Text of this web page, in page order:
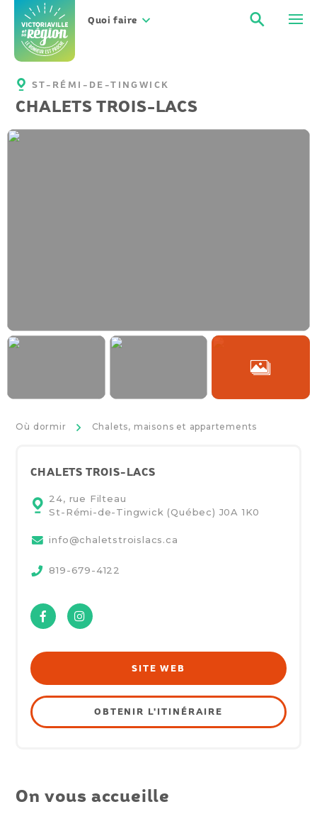
contenu
Quoi faire
ST-RÉMI-DE-TINGWICK
CHALETS TROIS-LACS
Où dormir >
Chalets, maisons et appartements
CHALETS TROIS-LACS
24, rue Filteau
St-Rémi-de-Tingwick (Québec) J0A 1K0
info@chaletstroislacs.ca
819-679-4122
FacebookInstagram
SITE WEB
OBTENIR L'ITINÉRAIRE
On vous accueille